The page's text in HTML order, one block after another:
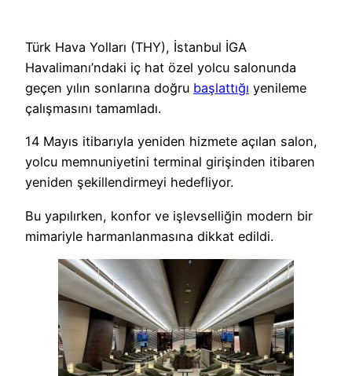
Türk Hava Yolları (THY), İstanbul İGA
Havalimanı’ndaki iç hat özel yolcu salonunda
geçen yılın sonlarına doğru başlattığı yenileme
çalışmasını tamamladı.
14 Mayıs itibarıyla yeniden hizmete açılan salon,
yolcu memnuniyetini terminal girişinden itibaren
yeniden şekillendirmeyi hedefliyor.
Bu yapılırken, konfor ve işlevselliğin modern bir
mimariyle harmanlanmasına dikkat edildi.